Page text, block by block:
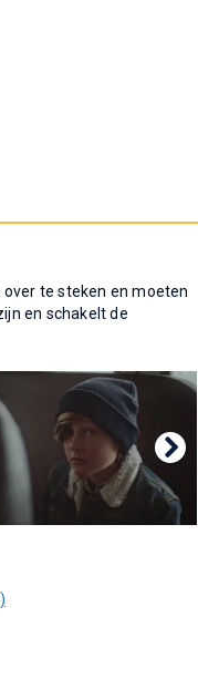
te steken en moeten
en schakelt de